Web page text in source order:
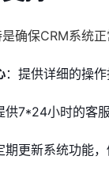
确保CRM系统正
：提供详细的操
供7*24小时的客
期更新系统功能